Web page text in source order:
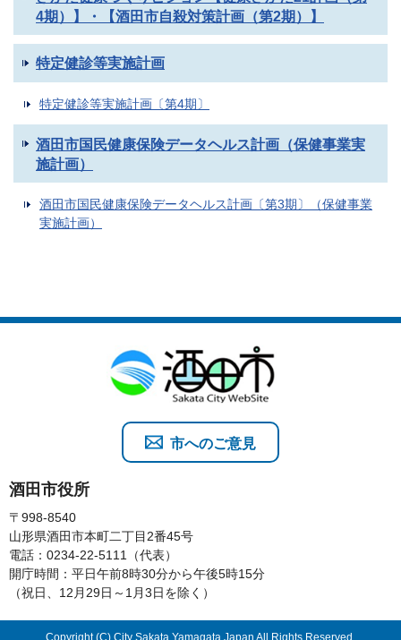
4期）】・【酒田市自殺対策計画（第2期）】
特定健診等実施計画
特定健診等実施計画〔第4期〕
酒田市国民健康保険データヘルス計画（保健事業実
施計画）
酒田市国民健康保険データヘルス計画〔第3期〕（保健事業
実施計画）
酒田市役所
〒998-8540
山形県酒田市本町二丁目2番45号
電話：0234-22-5111（代表）
開庁時間：平日午前8時30分から午後5時15分
（祝日、12月29日～1月3日を除く）
市へのご意見
Copyright (C) City Sakata Yamagata Japan All Rights Reserved.